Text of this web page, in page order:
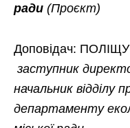
ради (Проєкт)
Доповідач:
заступник
начальник відділу
департаменту